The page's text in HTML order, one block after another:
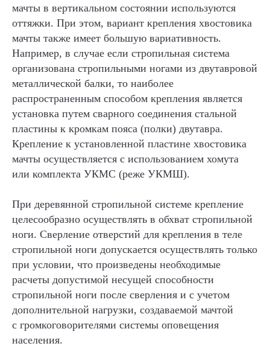
мачты в вертикальном состоянии используются
оттяжки. При этом, вариант крепления хвостовика
мачты также имеет большую вариативность.
Например, в случае если стропильная система
организована стропильными ногами из двутавровой
металлической балки, то наиболее
распространенным способом крепления является
установка путем сварного соединения стальной
пластины к кромкам пояса (полки) двутавра.
Крепление к установленной пластине хвостовика
мачты осуществляется с использованием хомута
или комплекта УКМС (реже УКМШ).
При деревянной стропильной системе крепление
целесообразно осуществлять в обхват стропильной
ноги. Сверление отверстий для крепления в теле
стропильной ноги допускается осуществлять только
при условии, что произведены необходимые
расчеты допустимой несущей способности
стропильной ноги после сверления и с учетом
дополнительной нагрузки, создаваемой мачтой
с громкоговорителями системы оповещения
населения.